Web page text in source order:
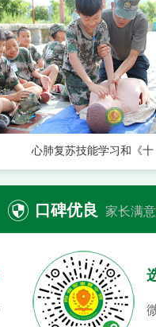
心肺复苏技能学习和《十
 口碑优良 家长满意